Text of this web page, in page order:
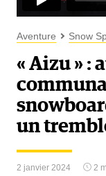
Aventure Snow
« Aizu » :
un
2 janvier 2024 2